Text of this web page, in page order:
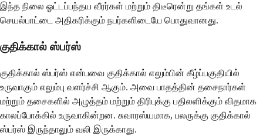
இந்த நிலை ஓட்டப்பந்தய வீரர்கள் மற்றும் திடீரென்று தங்கள் உடல்
செயல்பாட்டை அதிகரிக்கும் நபர்களிடையே பொதுவானது.
குதிக்கால் ஸ்பர்ஸ்
குதிக்கால் ஸ்பர்ஸ் என்பவை குதிக்கால் எலும்பின் கீழ்ப்பகுதியில்
உருவாகும் எலும்பு வளர்ச்சி ஆகும். அவை பாதத்தின் தசைநார்கள்
மற்றும் தசைகளில் அழுத்தம் மற்றும் திரிபுக்கு பதிலளிக்கும் விதமாக
காலப்போக்கில் உருவாகின்றன. சுவாரஸ்யமாக, பலருக்கு குதிக்கால்
ஸ்பர்ஸ் இருந்தாலும் வலி இருக்காது.